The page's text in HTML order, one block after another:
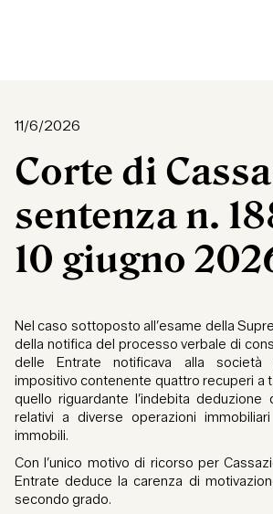
11/6/2026
Corte di
sentenza n.
10 giugno
Nel caso sottoposto all’esame della
della notifica del processo verbale di
delle Entrate notificava alla società
impositivo contenente quattro recuperi a
quello riguardante l’indebita deduzione
relativi a diverse operazioni
immobili.
Con l’unico motivo di ricorso per
Entrate deduce la carenza di
secondo grado.